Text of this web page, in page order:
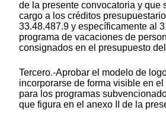
de la presente convocatoria y que
cargo a los créditos
33.48.487.9 y específicamente al
programa de vacaciones de
consignados en el presupuesto
Tercero.-Aprobar el modelo de
incorporarse de forma visible en
para los programas
que figura en el anexo II de la